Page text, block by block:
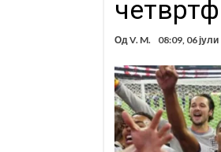
Од V. M. 08:09, 06 јули